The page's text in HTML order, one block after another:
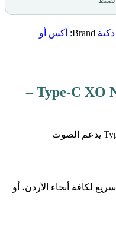
Brand:
أكس أو
محول AUX إلى Type-C XO NB-R257 –
محول عالي الجودة من AUX إلى Type-C يدعم الصوت
لكافة أنحاء الأردن، أو